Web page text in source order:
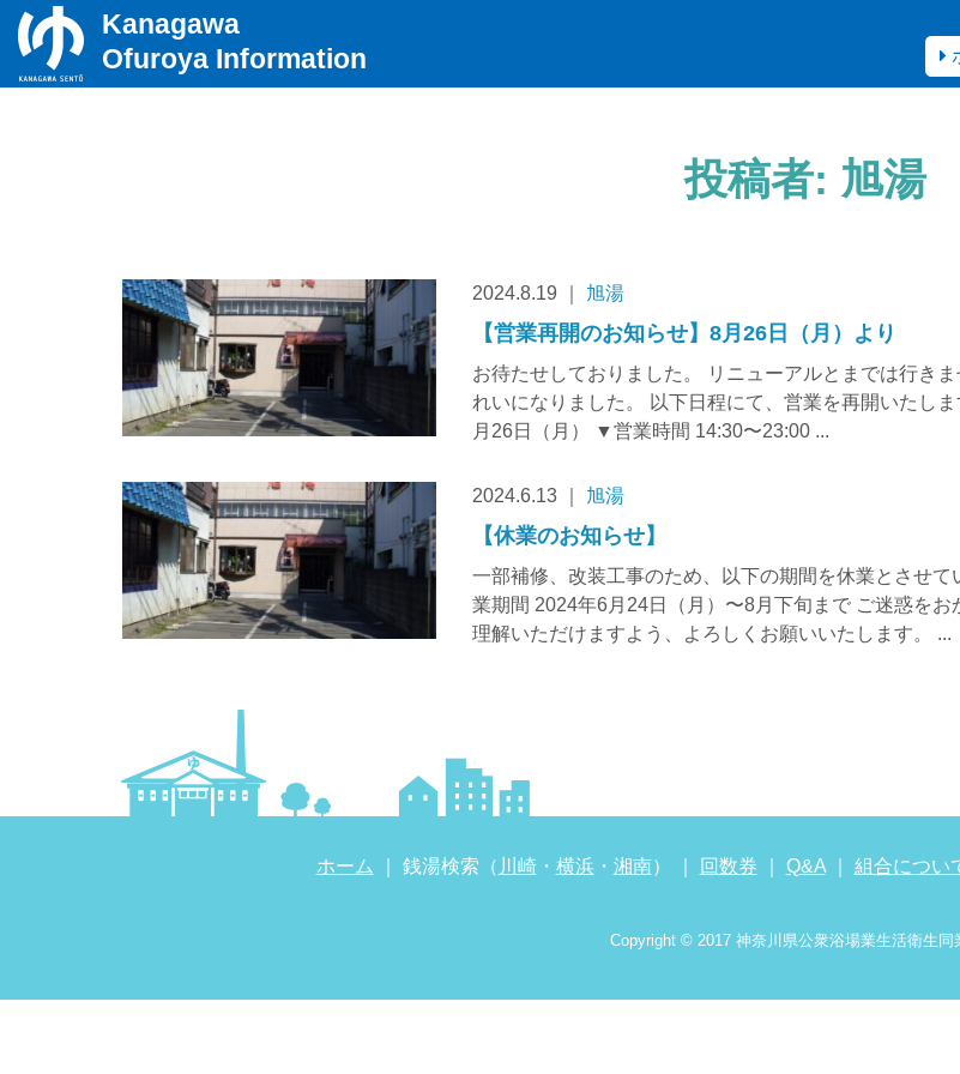
Kanagawa
Ofuroya Information
投稿者: 旭湯
2024.8.19 ｜ 旭湯
【営業再開のお知らせ】8月26日（月）より
お待たせしておりました。 リニューアルとまでは行き
れいになりました。 以下日程にて、営業を再開いたし
月26日（月） ▼営業時間 14:30〜23:00 ...
2024.6.13 ｜ 旭湯
【休業のお知らせ】
一部補修、改装工事のため、以下の期間を休業とさせ
業期間 2024年6月24日（月）〜8月下旬まで ご迷惑をお
理解いただけますよう、よろしくお願いいたします。 ...
ホーム ｜ 銭湯検索（ 川崎・ 横浜・ 湘南） ｜ 回数券 Q&A｜ 組合につい
Copyright © 2017 神奈川県公衆浴場業生活衛生同